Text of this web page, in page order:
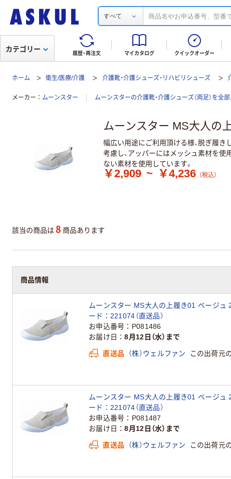
すべて
履歴・再注文 マイカタログ クイックオーダー
カテゴリー
ホーム 衛生/医療/介護 介護靴・介護シューズ・リハビリシューズ
メーカー ムーンスター ムーンスターの介護靴・介護シューズ（両足）を全
ムーンスター MS大人の
幅広い用途にご利用頂ける様、脱ぎ履
考慮し、アッパーにはメッシュ素材を使
ない素材を使用しています。
￥2,909 ~ ￥4,236 （税込）
該当の商品は 8 商品あります
商品情報
ムーンスター MS大人の上履き01 ベージ
ード：221074（直送品）
お申込番号
P081486
お届け日
8月12日（水）まで
直送品 （株）ウェルファン この出荷元
ムーンスター MS大人の上履き01 ベージ
ード：221074（直送品）
お申込番号
P081487
お届け日
8月12日（水）まで
直送品 （株）ウェルファン この出荷元